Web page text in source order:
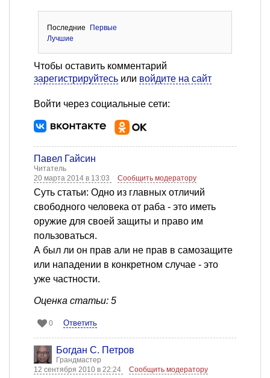
Последние
Первые
Лучшие
Чтобы оставить комментарий
зарегистрируйтесь или войдите на сайт
Войти через социальные сети:
Павел Гайсин
Читатель
20 марта 2014 в 13:03
Сообщить модератору
Суть статьи: Одно из главных отличий
свободного человека от раба - это иметь
оружие для своей защиты и право им
пользоваться.
А был ли он прав али не прав в самозащите
или нападении в конкретном случае - это
уже частности.
Оценка статьи: 5
0 Ответить
Богдан С. Петров
Грандмастер
12 сентября 2010 в 22:24
Сообщить модератору